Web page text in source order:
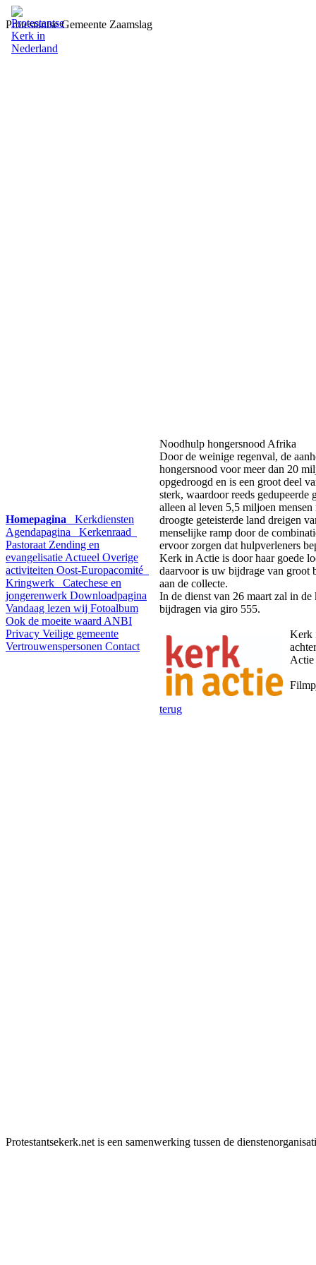
Protestantse Gemeente Zaamslag
Homepagina
Kerkdiensten
Agendapagina
Kerkenraad
Pastoraat Zending en
evangelisatie Actueel Overige
activiteiten Oost-Europacomité
Kringwerk
Catechese en
jongerenwerk Downloadpagina
Vandaag lezen wij Fotoalbum
Ook de moeite waard ANBI
Privacy Veilige gemeente
Vertrouwenspersonen Contact
Noodhulp hongersnood Afrika
Door de weinige regenval, de
hongersnood voor meer dan 20
opgedroogd en is een groot deel
sterk, waardoor reeds
alleen al leven 5,5 miljoen
droogte geteisterde land dreigen
menselijke ramp door de
ervoor zorgen dat hulpverleners
Kerk in Actie is door haar goede
daarvoor is uw bijdrage van groot
aan de collecte.
In de dienst van 26 maart zal in
bijdragen via giro 555.
Kerk
Actie
terug
Protestantsekerk.net is een samenwerking tussen de